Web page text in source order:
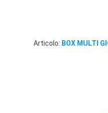
Articolo: BOX MULTI